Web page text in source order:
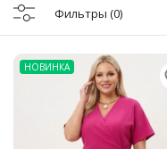
Фильтры (0)
НОВИНКА